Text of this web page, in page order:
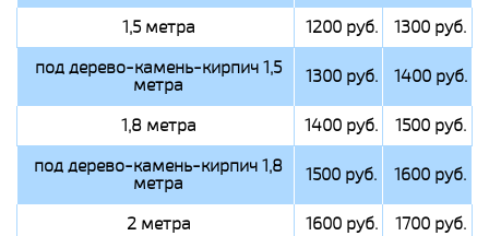
1,5 метра 1200 руб.
1300 руб.
под дерево-камень-кирпич 1,5
метра 1300 руб. 1400 руб.
1,8 метра 1400 руб.
1500 руб.
под дерево-камень-кирпич 1,8
метра 1500 руб. 1600 руб.
2 метра 1600 руб.
1700 руб.